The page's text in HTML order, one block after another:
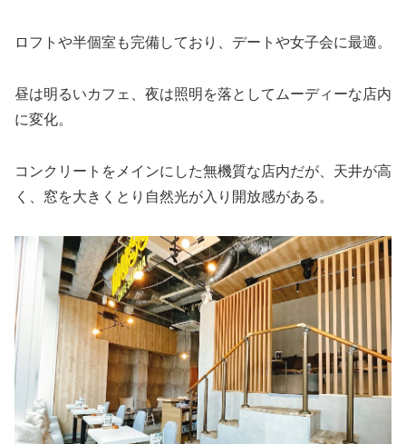
ロフトや半個室も完備しており、デートや女子会に最適。
昼は明るいカフェ、夜は照明を落としてムーディーな店内
に変化。
コンクリートをメインにした無機質な店内だが、天井が高
く、窓を大きくとり自然光が入り開放感がある。